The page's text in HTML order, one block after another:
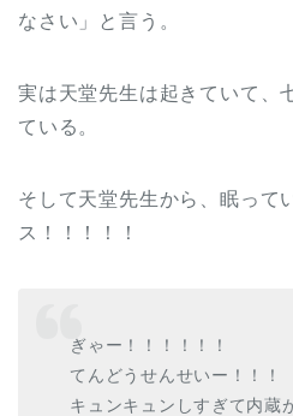
なさい」と言う。
実は天堂先生は起きていて、
ている。
そして天堂先生から、眠って
ス！！！！！
ぎゃー！！！！！！
てんどうせんせいー！！！
キュンキュンしすぎて内蔵